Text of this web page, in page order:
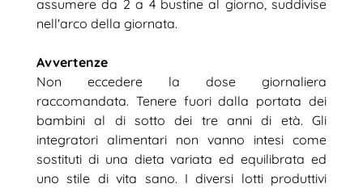
assumere da 2 a 4 bustine al giorno, suddivise
nell'arco della giornata.
Avvertenze
Non eccedere la dose giornaliera
raccomandata. Tenere fuori dalla portata dei
bambini al di sotto dei tre anni di età. Gli
integratori alimentari non vanno intesi come
sostituti di una dieta variata ed equilibrata ed
uno stile di vita sano. I diversi lotti produttivi